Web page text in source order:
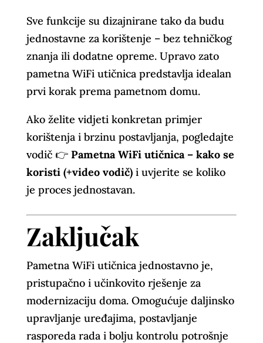
Sve funkcije su dizajnirane tako da budu
jednostavne za korištenje – bez tehničkog
znanja ili dodatne opreme. Upravo zato
pametna WiFi utičnica predstavlja idealan
prvi korak prema pametnom domu.
Ako želite vidjeti konkretan primjer
korištenja i brzinu postavljanja, pogledajte
vodič 👉 Pametna WiFi utičnica – kako se
koristi (+video vodič)i uvjerite se koliko
je proces jednostavan.
Zaključak
Pametna WiFi utičnica jednostavno je,
pristupačno i učinkovito rješenje za
modernizaciju doma. Omogućuje daljinsko
upravljanje uređajima, postavljanje
rasporeda rada i bolju kontrolu potrošnje